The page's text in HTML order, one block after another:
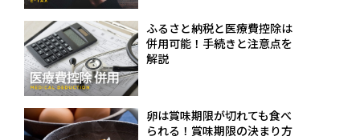
ふるさと納税と医療費控除は
併用可能！手続きと注意点を
解説
卵は賞味期限が切れても食べ
られる！賞味期限の決まり方